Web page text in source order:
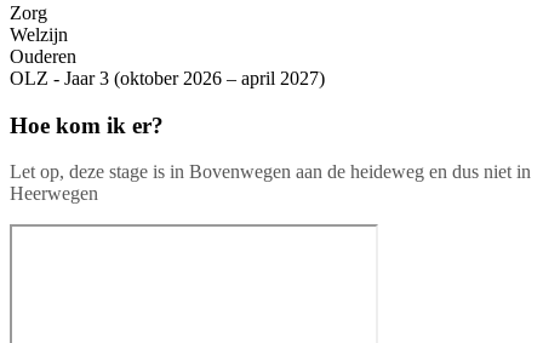
Zorg
Welzijn
Ouderen
OLZ - Jaar 3 (oktober 2026 – april 2027)
Hoe kom ik er?
Let op, deze stage is in Bovenwegen aan de heideweg en dus niet in
Heerwegen